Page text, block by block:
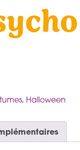
, Halloween